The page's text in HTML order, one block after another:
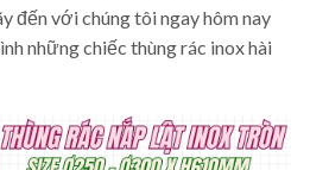
đến với chúng tôi ngay hôm nay
những chiếc thùng rác inox hài